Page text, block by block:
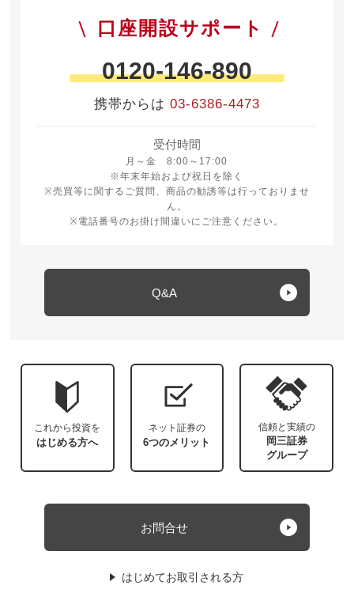
口座開設サポート
0120-146-890
携帯からは 03-6386-4473
受付時間
月～金 8:00～17:00
月曜日から金曜日 8時から17時
※年末年始および祝日を除く
※売買等に関するご質問、商品の勧誘等は行っておりませ
ん。
※電話番号のお掛け間違いにご注意ください。
Q&A
これから投資を
はじめる方へ
ネット証券の
6つのメリット
信頼と実績の
岡三証券
グループ
お問合せ
はじめてお取引される方